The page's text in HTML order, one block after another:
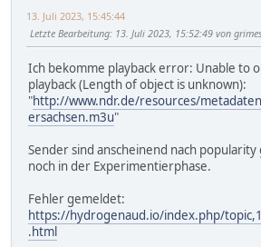
13. Juli 2023, 15:45:44
Letzte Bearbeitung: 13. Juli 2023, 15:52:49 von
Ich bekomme playback error: Unable to
playback (Length of object is unknown):
"http://www.ndr.de/resources/
ersachsen.m3u"
Sender sind anscheinend nach
noch in der Experimentierphase.
Fehler gemeldet:
https://hydrogenaud.io/index.php/
.html